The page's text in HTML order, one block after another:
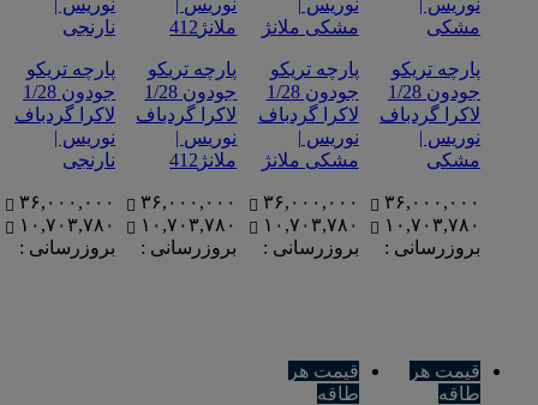
پارچه تریکو
جودون 1/28
لاکرا گردباف
نوریس |
مشکی
۳۶,۰۰۰,۰۰۰
۱۰,۷۰۳,۷۸۰
بروزرسانی :
پارچه تریکو
جودون 1/28
لاکرا گردباف
نوریس |
مشکی ملانژ
۳۶,۰۰۰,۰۰۰
۱۰,۷۰۳,۷۸۰
بروزرسانی :
پارچه تریکو
جودون 1/28
لاکرا گردباف
نوریس |
ملانژ412
۳۶,۰۰۰,۰۰۰
۱۰,۷۰۳,۷۸۰
بروزرسانی :
پارچه تریکو
جودون 1/28
لاکرا گردباف
نوریس |
نارنجی
۳۶,۰۰۰,۰۰۰
۱۰,۷۰۳,۷۸۰
بروزرسانی :
قیمت هر
طاقه
قیمت هر
طاقه